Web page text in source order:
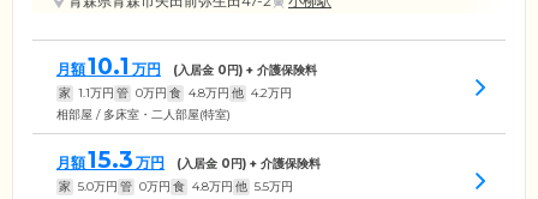
月額10.1 万円 (入居金 0円) + 介護保険料
家 1.1万円 管 0万円 食 4.8万円 他 4.2万円
相部屋 / 多床室・二人部屋(特室)
月額15.3 万円 (入居金 0円) + 介護保険料
家 5.0万円 管 0万円 食 4.8万円 他 5.5万円